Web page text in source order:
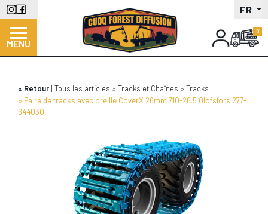
Aller
au
contenu
principal
FR
MENU
Retour Tous les articles Tracks et Chaînes
Tracks
Paire de tracks avec oreille CoverX 26mm 710-26.5 Olofsfors 277-
644030